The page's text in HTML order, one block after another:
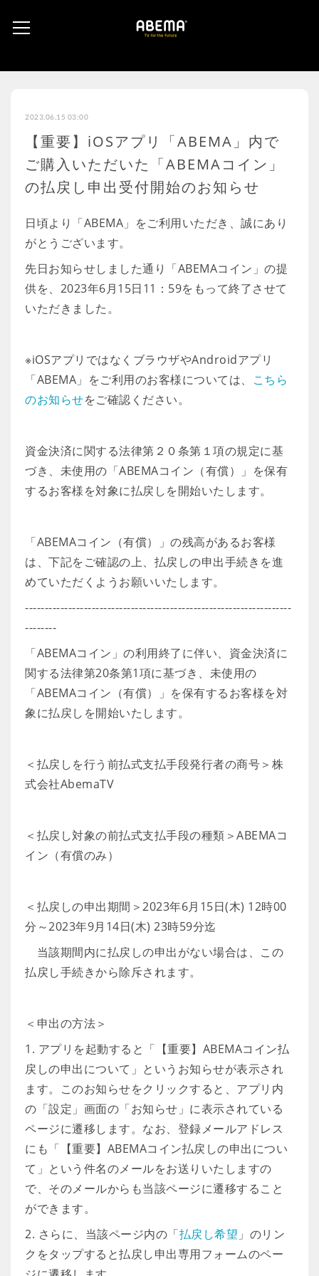
2023.06.15 03:00
【重要】iOSアプリ「ABEMA」内で
ご購入いただいた「ABEMAコイン」
の払戻し申出受付開始のお知らせ
日頃より「ABEMA」をご利用いただき、誠にあり
がとうございます。
先日お知らせしました通り「ABEMAコイン」の提
供を、2023年6月15日11：59をもって終了させて
いただきました。
※iOSアプリではなくブラウザやAndroidアプリ
「ABEMA」をご利用のお客様については、
こちら
のお知らせをご確認ください。
資金決済に関する法律第２０条第１項の規定に基
づき、未使用の「ABEMAコイン（有償）」を保有
するお客様を対象に払戻しを開始いたします。
「ABEMAコイン（有償）」の残高があるお客様
は、下記をご確認の上、払戻しの申出手続きを進
めていただくようお願いいたします。
--------------------------------------------------------------------
--------
「ABEMAコイン」の利用終了に伴い、資金決済に
関する法律第20条第1項に基づき、未使用の
「ABEMAコイン（有償）」を保有するお客様を対
象に払戻しを開始いたします。
＜払戻しを行う前払式支払手段発行者の商号＞株
式会社AbemaTV
＜払戻し対象の前払式支払手段の種類＞ABEMAコ
イン（有償のみ）
＜払戻しの申出期間＞2023年6月15日(木) 12時00
分～2023年9月14日(木) 23時59分迄
当該期間内に払戻しの申出がない場合は、この
払戻し手続きから除斥されます。
＜申出の方法＞
1. アプリを起動すると「【重要】ABEMAコイン払
戻しの申出について」というお知らせが表示され
ます。このお知らせをクリックすると、アプリ内
の「設定」画面の「お知らせ」に表示されている
ページに遷移します。なお、登録メールアドレス
にも「【重要】ABEMAコイン払戻しの申出につい
て」という件名のメールをお送りいたしますの
で、そのメールからも当該ページに遷移すること
ができます。
2. さらに、当該ページ内の「払戻し希望 」のリン
クをタップすると払戻し申出専用フォームのペー